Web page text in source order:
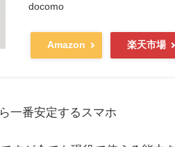
docomo
Amazon 楽天市場
一番安定するスマホ